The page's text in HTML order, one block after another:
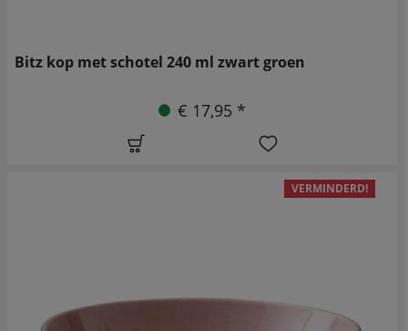
Bitz kop met schotel 240 ml zwart groen
€ 17,95 *
VERMINDERD!